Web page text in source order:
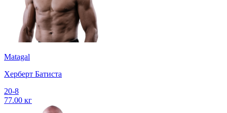
Matagal
Херберт Батиста
20-8
77.00 кг